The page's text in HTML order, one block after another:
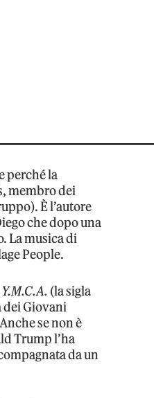
perché la
membro dei
È l’autore
che dopo una
La musica di
People.
Y.M.C.A. (la sigla
dei Giovani
se non è
Trump l’ha
da un